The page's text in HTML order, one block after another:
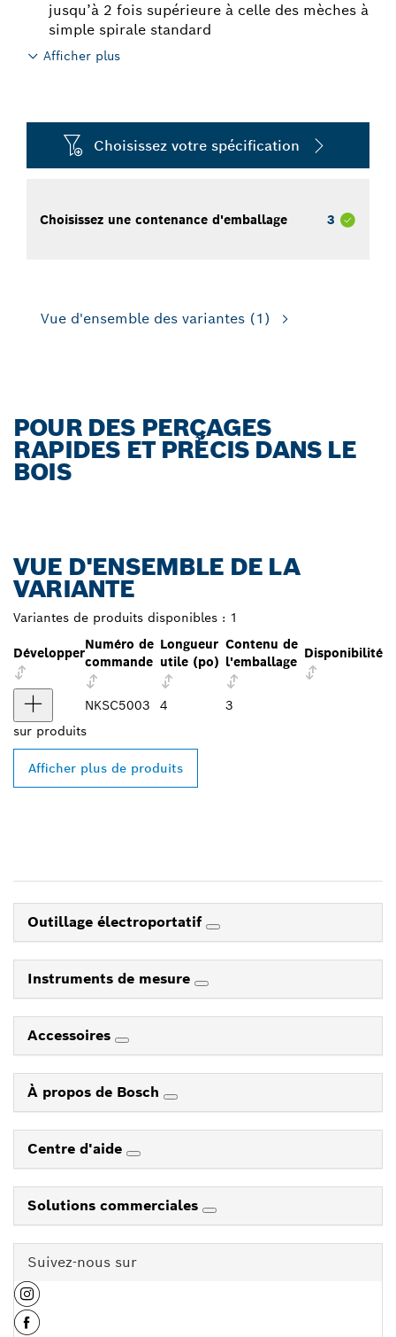
jusqu’à 2 fois supérieure à celle des mèches à
simple spirale standard
Afficher plus
Choisissez votre spécification
Choisissez une contenance d'emballage 3
Vue d'ensemble des variantes (1)
POUR DES PERÇAGES
RAPIDES ET PRÉCIS DANS LE
BOIS
VUE D'ENSEMBLE DE LA
VARIANTE
Variantes de produits disponibles : 1
Développer
Numéro de
commande
Longueur
utile (po)
Contenu de
l'emballage
Disponibilité
NKSC5003 4
3
sur produits
Afficher plus de produits
Outillage électroportatif
Instruments de mesure
Accessoires
À propos de Bosch
Centre d'aide
Solutions commerciales
Suivez-nous sur